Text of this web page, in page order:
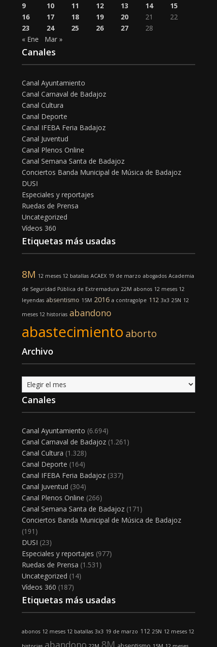
9
10 11 12 13 14
15
16
17 18 19 20 21
22
23
24 25 26 27
28
« Ene
Mar »
Canales
Canal Ayuntamiento
Canal Carnaval de Badajoz
Canal Cultura
Canal Deporte
Canal IFEBA Feria Badajoz
Canal Juventud
Canal Plenos Online
Canal Semana Santa de Badajoz
Conciertos Banda Municipal de Música de Badajoz
DUSI
Especiales y reportajes
Ruedas de Prensa
Uncategorized
Vídeos 360
Etiquetas más usadas
8M 12 meses 12 batallas ACAEX 19 de marzo abogados Academia
de Seguridad Pública de Extremadura 22M abonos 12 meses 12
leyendas absentismo 15M 2016 a contragolpe 112 3x3 25N 12
meses 12 historias abandono
abastecimiento aborto
Archivo
Archivo
Canales
Canal Ayuntamiento (6.694)
Canal Carnaval de Badajoz(1.261)
Canal Cultura (1.328)
Canal Deporte (164)
Canal IFEBA Feria Badajoz(337)
Canal Juventud (304)
Canal Plenos Online (266)
Canal Semana Santa de Badajoz(171)
Conciertos Banda Municipal de Música de Badajoz
(191)
DUSI (23)
Especiales y reportajes (977)
Ruedas de Prensa (1.531)
Uncategorized (14)
Vídeos 360 (187)
Etiquetas más usadas
abonos 12 meses 12 batallas 3x3 19 de marzo 112 25N 12 meses 12
abandono